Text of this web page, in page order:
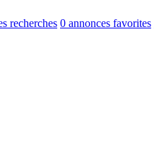
recherches 0 annonces favorites